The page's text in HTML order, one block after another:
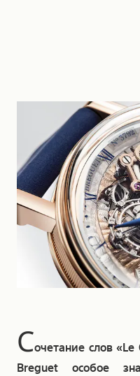
Сочетание слов
Breguet особое